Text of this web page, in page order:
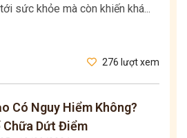
sức khỏe mà còn khiến khá...
276 lượt xem
Có Nguy Hiểm Không?
Chữa Dứt Điểm